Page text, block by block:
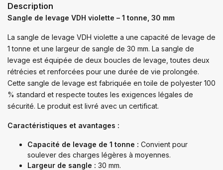
Description
Sangle de levage VDH violette – 1 tonne, 30 mm
La sangle de levage VDH violette a une capacité de levage de
1 tonne et une largeur de sangle de 30 mm. La sangle de
levage est équipée de deux boucles de levage, toutes deux
rétrécies et renforcées pour une durée de vie prolongée.
Cette sangle de levage est fabriquée en toile de polyester 100
% standard et respecte toutes les exigences légales de
sécurité. Le produit est livré avec un certificat.
Caractéristiques et avantages :
Capacité de levage de 1 tonne : Convient pour
soulever des charges légères à moyennes.
Largeur de sangle : 30 mm.